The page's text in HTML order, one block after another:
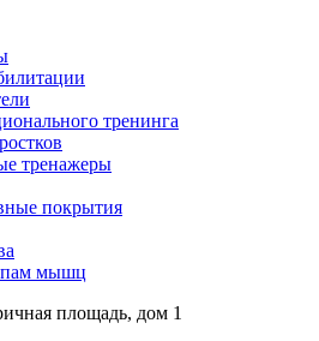
тренинга
тренажеры
покрытия
мышц
площадь, дом 1